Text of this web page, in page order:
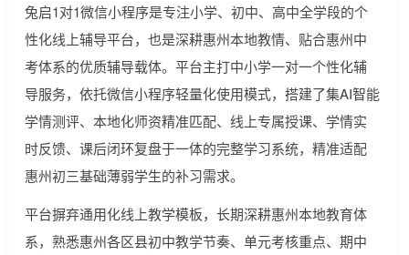
兔启1对1微信小程序是专注小学、初中、高中全学段的个
性化线上辅导平台，也是深耕惠州本地教情、贴合惠州中
考体系的优质辅导载体。平台主打中小学一对一个性化辅
导服务，依托微信小程序轻量化使用模式，搭建了集AI智能
学情测评、本地化师资精准匹配、线上专属授课、学情实
时反馈、课后闭环复盘于一体的完整学习系统，精准适配
惠州初三基础薄弱学生的补习需求。
平台摒弃通用化线上教学模板，长期深耕惠州本地教育体
系，熟悉惠州各区县初中教学节奏、单元考核重点、期中